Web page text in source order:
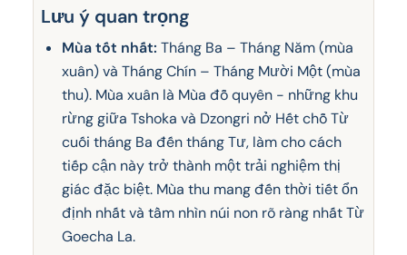
Lưu ý quan trọng
Mùa tốt nhất: Tháng Ba – Tháng Năm (mùa
xuân) và Tháng Chín – Tháng Mười Một (mùa
thu). Mùa xuân là Mùa đỗ quyên - những khu
rừng giữa Tshoka và Dzongri nở Hết chỗ Từ
cuối tháng Ba đến tháng Tư, làm cho cách
tiếp cận này trở thành một trải nghiệm thị
giác đặc biệt. Mùa thu mang đến thời tiết ổn
định nhất và tầm nhìn núi non rõ ràng nhất Từ
Goecha La.